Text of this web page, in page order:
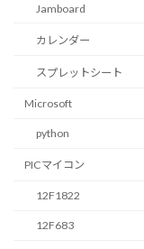
Jamboard
カレンダー
スプレットシート
Microsoft
python
PICマイコン
12F1822
12F683